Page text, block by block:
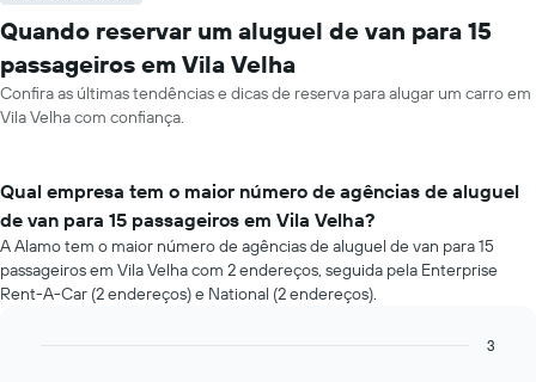
Quando reservar um aluguel de van para 15
passageiros em Vila Velha
Confira as últimas tendências e dicas de reserva para alugar um carro em
Vila Velha com confiança.
Qual empresa tem o maior número de agências de aluguel
de van para 15 passageiros em Vila Velha?
A Alamo tem o maior número de agências de aluguel de van para 15
passageiros em Vila Velha com 2 endereços, seguida pela Enterprise
Rent-A-Car (2 endereços) e National (2 endereços).
3